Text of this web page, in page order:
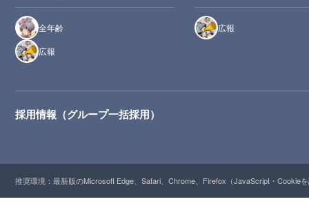
全年齢
広報
広報
採用情報（グループ一括採用）
推奨環境：最新版のMicrosoft Edge、Safari、Chrome、Firefox（JavaScript・Cookie